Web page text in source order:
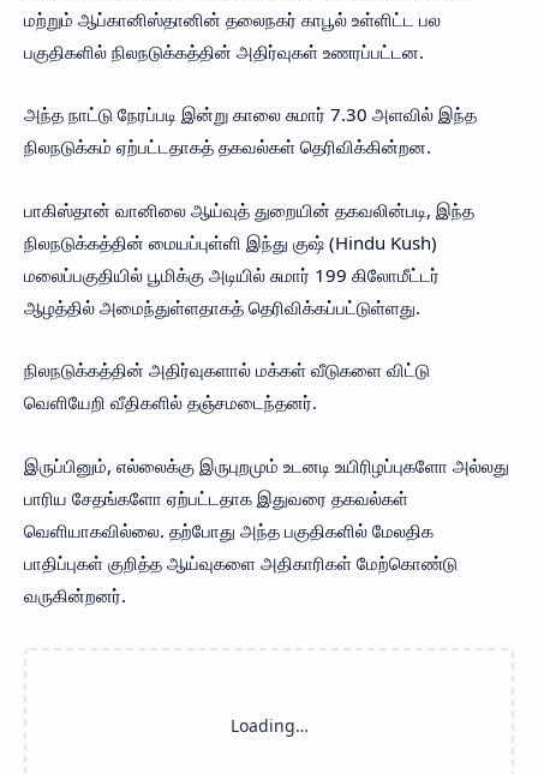
மற்றும் ஆப்கானிஸ்தானின் தலைநகர் காபூல் உள்ளிட்ட பல
பகுதிகளில் நிலநடுக்கத்தின் அதிர்வுகள் உணரப்பட்டன.
அந்த நாட்டு நேரப்படி இன்று காலை சுமார் 7.30 அளவில் இந்த
நிலநடுக்கம் ஏற்பட்டதாகத் தகவல்கள் தெரிவிக்கின்றன.
பாகிஸ்தான் வானிலை ஆய்வுத் துறையின் தகவலின்படி, இந்த
நிலநடுக்கத்தின் மையப்புள்ளி இந்து குஷ் (Hindu Kush)
மலைப்பகுதியில் பூமிக்கு அடியில் சுமார் 199 கிலோமீட்டர்
ஆழத்தில் அமைந்துள்ளதாகத் தெரிவிக்கப்பட்டுள்ளது.
நிலநடுக்கத்தின் அதிர்வுகளால் மக்கள் வீடுகளை விட்டு
வெளியேறி வீதிகளில் தஞ்சமடைந்தனர்.
இருப்பினும், எல்லைக்கு இருபுறமும் உடனடி உயிரிழப்புகளோ அல்லது
பாரிய சேதங்களோ ஏற்பட்டதாக இதுவரை தகவல்கள்
வெளியாகவில்லை. தற்போது அந்த பகுதிகளில் மேலதிக
பாதிப்புகள் குறித்த ஆய்வுகளை அதிகாரிகள் மேற்கொண்டு
வருகின்றனர்.